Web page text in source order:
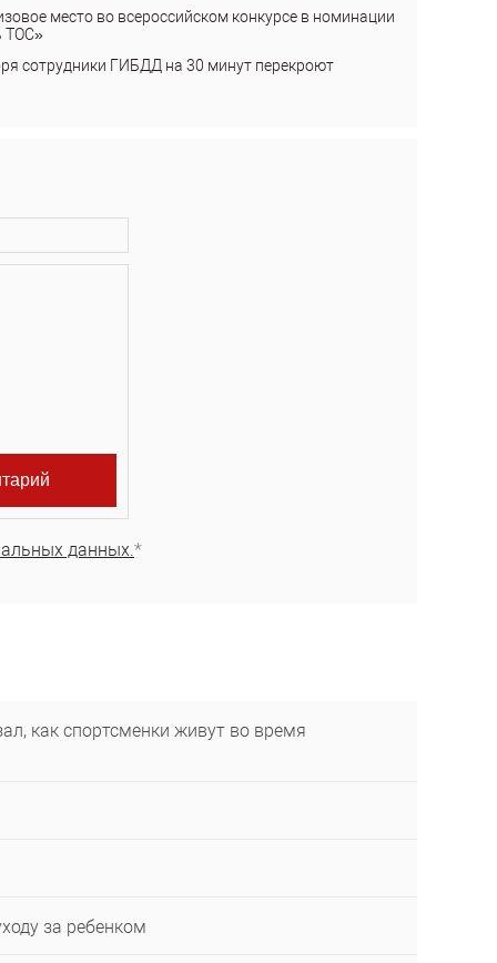
место во всероссийском конкурсе в номинации
ТОС»
сотрудники ГИБДД на 30 минут перекроют
данных.*
как спортсменки живут во время
за ребенком